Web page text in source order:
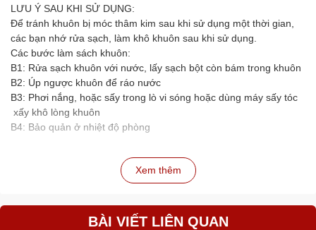
LƯU Ý SAU KHI SỬ DỤNG:
Để tránh khuôn bị móc thâm kim sau khi sử dụng một thời gian,
các bạn nhớ rửa sạch, làm khô khuôn sau khi sử dụng.
Các bước làm sách khuôn:
B1: Rửa sạch khuôn với nước, lấy sạch bột còn bám trong khuôn
B2: Úp ngược khuôn để ráo nước
B3: Phơi nắng, hoặc sấy trong lò vi sóng hoặc dùng máy sấy tóc
xấy khô lòng khuôn
B4: Bảo quản ở nhiệt độ phòng
Xem thêm
BÀI VIẾT LIÊN QUAN